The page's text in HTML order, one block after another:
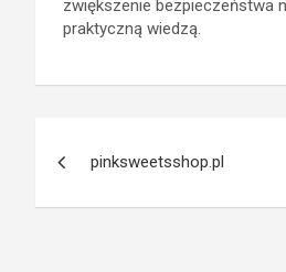
zwiększenie bezpieczeństwa
praktyczną wiedzą.
navigation
pinksweetsshop.pl